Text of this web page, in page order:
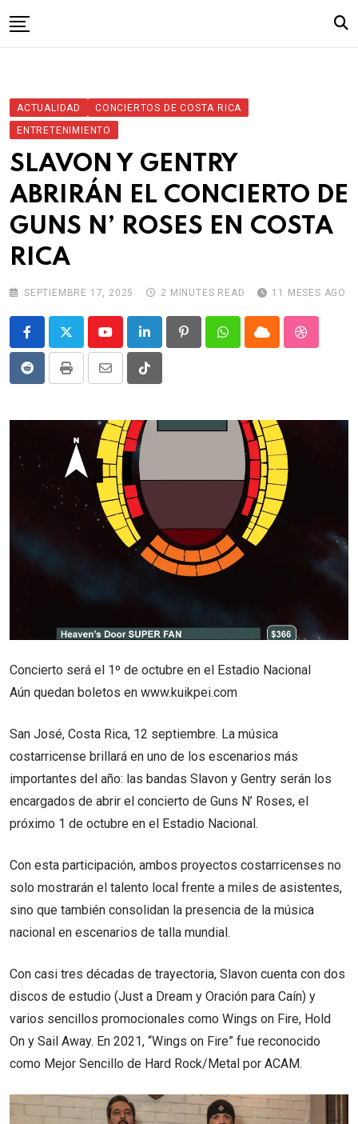
to
ACTUALIDAD
CONCIERTOS DE COSTA RICA
ENTRETENIMIENTO
SLAVON Y GENTRY
ABRIRÁN EL CONCIERTO DE
GUNS N’ ROSES EN COSTA
RICA
SEPTIEMBRE 17, 2025 2 MINUTES READ 11 MESES AGO
YoutubeLinkedIn PinterestWhatsappCloud
RedditPrint
Share
Email
Tiktok
Concierto será el 1º de octubre en el Estadio Nacional
Aún quedan boletos en www.kuikpei.com
San José, Costa Rica, 12 septiembre. La música
costarricense brillará en uno de los escenarios más
importantes del año: las bandas Slavon y Gentry serán los
encargados de abrir el concierto de Guns N’ Roses, el
próximo 1 de octubre en el Estadio Nacional.
Con esta participación, ambos proyectos costarricenses no
solo mostrarán el talento local frente a miles de asistentes,
sino que también consolidan la presencia de la música
nacional en escenarios de talla mundial.
Con casi tres décadas de trayectoria, Slavon cuenta con dos
discos de estudio (Just a Dream y Oración para Caín) y
varios sencillos promocionales como Wings on Fire, Hold
On y Sail Away. En 2021, “Wings on Fire” fue reconocido
como Mejor Sencillo de Hard Rock/Metal por ACAM.